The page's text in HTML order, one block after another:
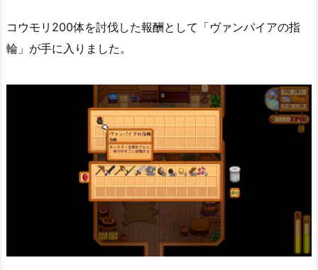
コウモリ200体を討伐した報酬として「ヴァンパイアの指
輪」が手に入りました。